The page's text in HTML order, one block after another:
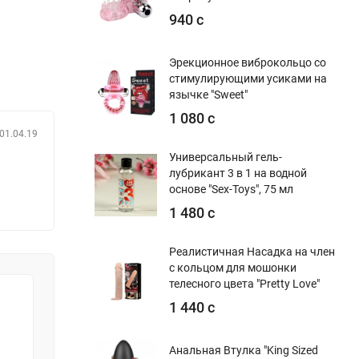
к
не
01.04.19
940 с
Эрекционное виброкольцо со
стимулирующими усиками на
язычке "Sweet"
1 080 с
Универсальный гель-
лубрикант 3 в 1 на водной
основе "Sex-Toys", 75 мл
1 480 с
Реалистичная Насадка на член
с кольцом для мошонки
телесного цвета "Pretty Love"
1 440 с
Анальная Втулка "King Sized